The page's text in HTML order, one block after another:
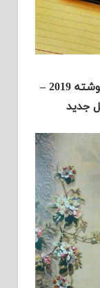
عکس نوشته پروفایل 2019 – عکس نوشته 2019 –